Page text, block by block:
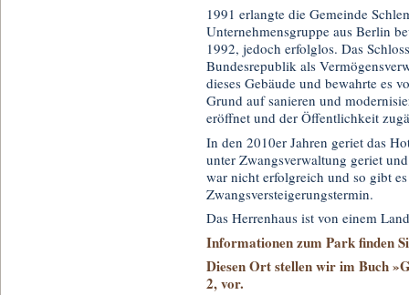
1991 erlangte die Gemeinde
Unternehmensgruppe aus Berlin
1992, jedoch erfolglos. Das
Bundesrepublik als
dieses Gebäude und bewahrte es
Grund auf sanieren und
eröffnet und der Öffentlichkeit
In den 2010er Jahren geriet das
unter Zwangsverwaltung geriet
war nicht erfolgreich und so gibt
Zwangsversteigerungstermin.
Das Herrenhaus ist von einem
Informationen zum Park finden
Diesen Ort stellen wir im Buch
2, vor.